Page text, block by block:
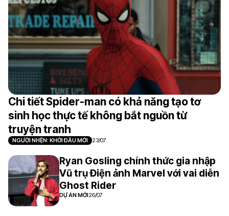
Chi tiết Spider-man có khả năng tạo tơ
sinh học thực tế không bắt nguồn từ
truyện tranh
NGƯỜI NHỆN: KHỞI ĐẦU MỚI 23/07
Ryan Gosling chính thức gia nhập
Vũ trụ Điện ảnh Marvel với vai diễn
Ghost Rider
DỰ ÁN MỚI26/07